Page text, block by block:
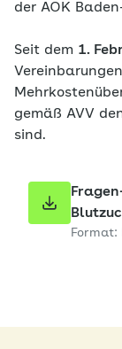
der AOK
Seit dem 1.
gemäß AVV
sind.
Format: